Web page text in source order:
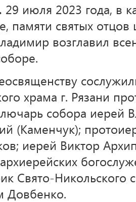
29 июля 2023 года, в
памяти святых
возглавил
храма г. Рязани
собора иерей
(Каменчук);
иерей Виктор
Свято-Никольского
Довбенко.